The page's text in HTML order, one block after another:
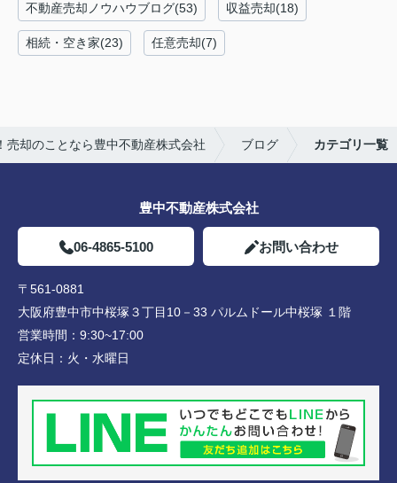
不動産売却ノウハウブログ(53) 収益売却(18)
相続・空き家(23) 任意売却(7)
売却のことなら豊中不動産株式会社 ブログ カテゴリ一覧
豊中不動産株式会社
06-4865-5100 お問い合わせ
〒561-0881
大阪府豊中市中桜塚３丁目10－33 パルムドール中桜塚 １階
営業時間： 9:30~17:00
定休日： 火・水曜日